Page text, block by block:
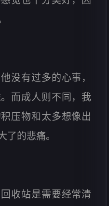
没有过多的心事，
而成人则不同，我
压物和太多想像出
的悲痛。
收站是需要经常清